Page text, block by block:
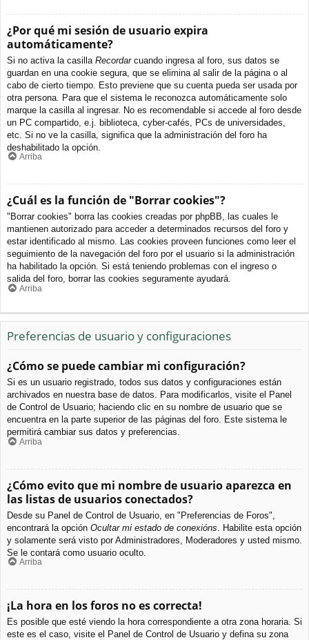
¿Por qué mi sesión de usuario expira
automáticamente?
Si no activa la casilla Recordarcuando ingresa al foro, sus datos se
guardan en una cookie segura, que se elimina al salir de la página o al
cabo de cierto tiempo. Esto previene que su cuenta pueda ser usada por
otra persona. Para que el sistema le reconozca automáticamente solo
marque la casilla al ingresar. No es recomendable si accede al foro desde
un PC compartido, e.j. biblioteca, cyber-cafés, PCs de universidades,
etc. Si no ve la casilla, significa que la administración del foro ha
deshabilitado la opción.
Arriba
¿Cuál es la función de "Borrar cookies"?
"Borrar cookies" borra las cookies creadas por phpBB, las cuales le
mantienen autorizado para acceder a determinados recursos del foro y
estar identificado al mismo. Las cookies proveen funciones como leer el
seguimiento de la navegación del foro por el usuario si la administración
ha habilitado la opción. Si está teniendo problemas con el ingreso o
salida del foro, borrar las cookies seguramente ayudará.
Arriba
Preferencias de usuario y configuraciones
¿Cómo se puede cambiar mi configuración?
Si es un usuario registrado, todos sus datos y configuraciones están
archivados en nuestra base de datos. Para modificarlos, visite el Panel
de Control de Usuario; haciendo clic en su nombre de usuario que se
encuentra en la parte superior de las páginas del foro. Este sistema le
permitirá cambiar sus datos y preferencias.
Arriba
¿Cómo evito que mi nombre de usuario aparezca en
las listas de usuarios conectados?
Desde su Panel de Control de Usuario, en "Preferencias de Foros",
encontrará la opción Ocultar mi estado de conexións . Habilite esta opción
y solamente será visto por Administradores, Moderadores y usted mismo.
Se le contará como usuario oculto.
Arriba
¡La hora en los foros no es correcta!
Es posible que esté viendo la hora correspondiente a otra zona horaria. Si
este es el caso, visite el Panel de Control de Usuario y defina su zona